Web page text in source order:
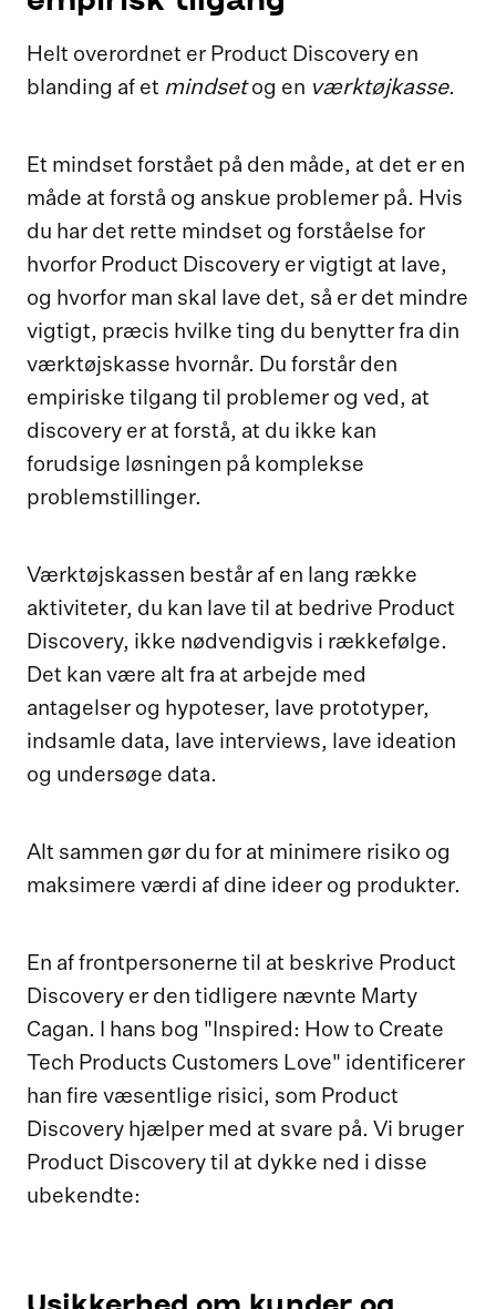
Helt overordnet er Product Discovery en
blanding af et mindsetog en værktøjkasse.
Et mindset forstået på den måde, at det er en
måde at forstå og anskue problemer på. Hvis
du har det rette mindset og forståelse for
hvorfor Product Discovery er vigtigt at lave,
og hvorfor man skal lave det, så er det mindre
vigtigt, præcis hvilke ting du benytter fra din
værktøjskasse hvornår. Du forstår den
empiriske tilgang til problemer og ved, at
discovery er at forstå, at du ikke kan
forudsige løsningen på komplekse
problemstillinger.
Værktøjskassen består af en lang række
aktiviteter, du kan lave til at bedrive Product
Discovery, ikke nødvendigvis i rækkefølge.
Det kan være alt fra at arbejde med
antagelser og hypoteser, lave prototyper,
indsamle data, lave interviews, lave ideation
og undersøge data.
Alt sammen gør du for at minimere risiko og
maksimere værdi af dine ideer og produkter.
En af frontpersonerne til at beskrive Product
Discovery er den tidligere nævnte Marty
Cagan. I hans bog "Inspired: How to Create
Tech Products Customers Love" identificerer
han fire væsentlige risici, som Product
Discovery hjælper med at svare på. Vi bruger
Product Discovery til at dykke ned i disse
ubekendte: